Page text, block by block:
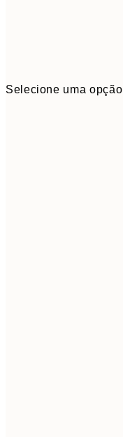
Selecione uma opção